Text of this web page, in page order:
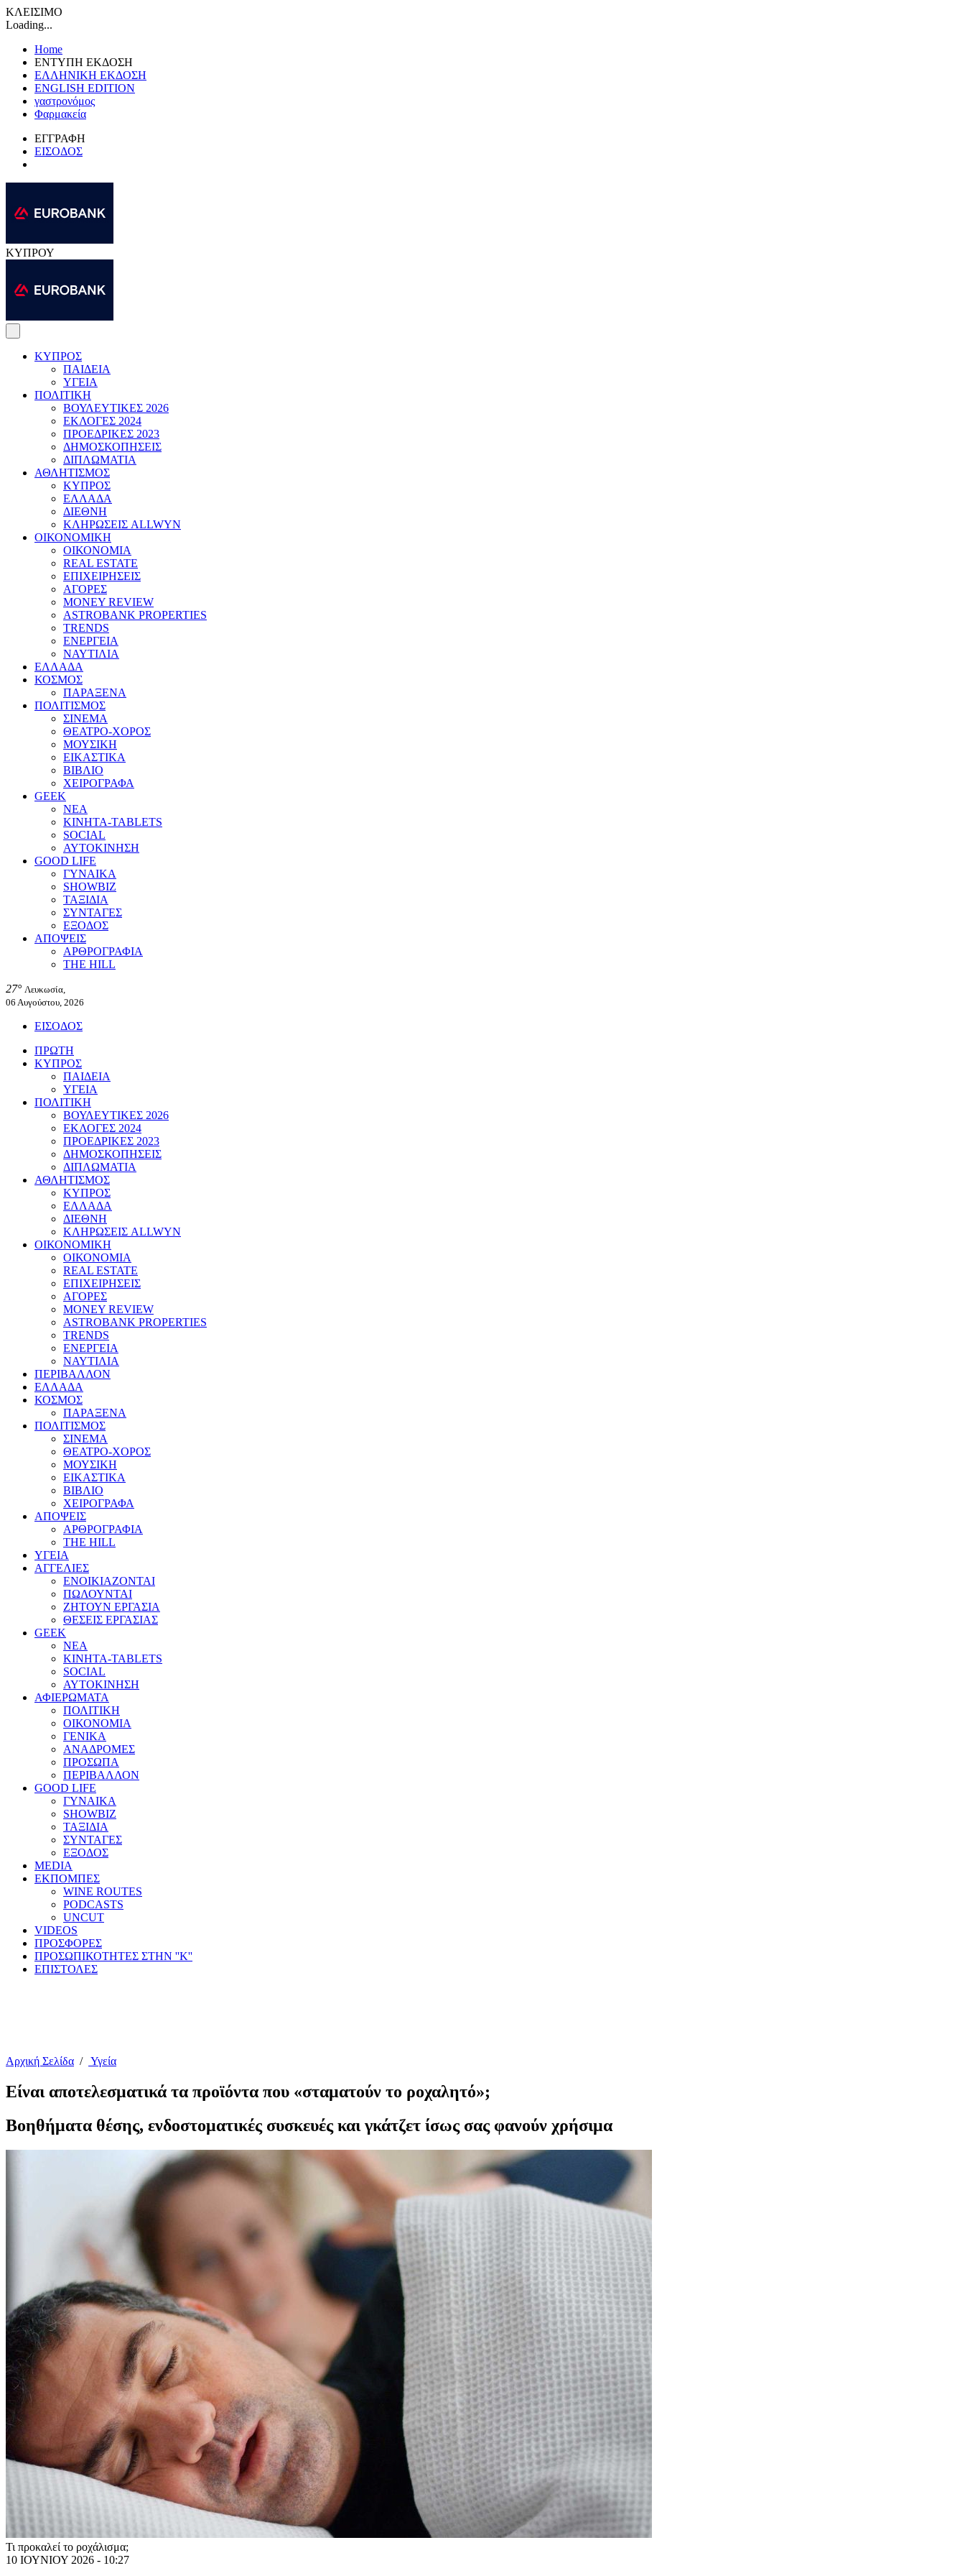
ΚΛΕΙΣΙΜΟ
Loading...
Home
ΕΝΤΥΠΗ ΕΚΔΟΣΗ
ΕΛΛΗΝΙΚΗ ΕΚΔΟΣΗ
ENGLISH EDITION
γαστρονόμος
Φαρμακεία
ΕΓΓΡΑΦΗ
ΕΙΣΟΔΟΣ
ΚΥΠΡΟΥ
ΚΥΠΡΟΣ
ΠΑΙΔΕΙΑ
ΥΓΕΙΑ
ΠΟΛΙΤΙΚΗ
ΒΟΥΛΕΥΤΙΚΕΣ 2026
ΕΚΛΟΓΕΣ 2024
ΠΡΟΕΔΡΙΚΕΣ 2023
ΔΗΜΟΣΚΟΠΗΣΕΙΣ
ΔΙΠΛΩΜΑΤΙΑ
ΑΘΛΗΤΙΣΜΟΣ
ΚΥΠΡΟΣ
ΕΛΛΑΔΑ
ΔΙΕΘΝΗ
ΚΛΗΡΩΣΕΙΣ ALLWYN
ΟΙΚΟΝΟΜΙΚΗ
ΟΙΚΟΝΟΜΙΑ
REAL ESTATE
ΕΠΙΧΕΙΡΗΣΕΙΣ
ΑΓΟΡΕΣ
MONEY REVIEW
ASTROBANK PROPERTIES
TRENDS
ΕΝΕΡΓΕΙΑ
ΝΑΥΤΙΛΙΑ
ΕΛΛΑΔΑ
ΚΟΣΜΟΣ
ΠΑΡΑΞΕΝΑ
ΠΟΛΙΤΙΣΜΟΣ
ΣΙΝΕΜΑ
ΘΕΑΤΡΟ-ΧΟΡΟΣ
ΜΟΥΣΙΚΗ
ΕΙΚΑΣΤΙΚΑ
ΒΙΒΛΙΟ
ΧΕΙΡΟΓΡΑΦΑ
GEEK
ΝΕΑ
ΚΙΝΗΤΑ-TABLETS
SOCIAL
ΑΥΤΟΚΙΝΗΣΗ
GOOD LIFE
ΓΥΝΑΙΚΑ
SHOWBIZ
ΤΑΞΙΔΙΑ
ΣΥΝΤΑΓΕΣ
ΕΞΟΔΟΣ
ΑΠΟΨΕΙΣ
ΑΡΘΡΟΓΡΑΦΙΑ
THE HILL
27° Λευκωσία,
06 Αυγούστου, 2026
ΕΙΣΟΔΟΣ
ΠΡΩΤΗ
ΚΥΠΡΟΣ
ΠΑΙΔΕΙΑ
ΥΓΕΙΑ
ΠΟΛΙΤΙΚΗ
ΒΟΥΛΕΥΤΙΚΕΣ 2026
ΕΚΛΟΓΕΣ 2024
ΠΡΟΕΔΡΙΚΕΣ 2023
ΔΗΜΟΣΚΟΠΗΣΕΙΣ
ΔΙΠΛΩΜΑΤΙΑ
ΑΘΛΗΤΙΣΜΟΣ
ΚΥΠΡΟΣ
ΕΛΛΑΔΑ
ΔΙΕΘΝΗ
ΚΛΗΡΩΣΕΙΣ ALLWYN
ΟΙΚΟΝΟΜΙΚΗ
ΟΙΚΟΝΟΜΙΑ
REAL ESTATE
ΕΠΙΧΕΙΡΗΣΕΙΣ
ΑΓΟΡΕΣ
MONEY REVIEW
ASTROBANK PROPERTIES
TRENDS
ΕΝΕΡΓΕΙΑ
ΝΑΥΤΙΛΙΑ
ΠΕΡΙΒΑΛΛΟΝ
ΕΛΛΑΔΑ
ΚΟΣΜΟΣ
ΠΑΡΑΞΕΝΑ
ΠΟΛΙΤΙΣΜΟΣ
ΣΙΝΕΜΑ
ΘΕΑΤΡΟ-ΧΟΡΟΣ
ΜΟΥΣΙΚΗ
ΕΙΚΑΣΤΙΚΑ
ΒΙΒΛΙΟ
ΧΕΙΡΟΓΡΑΦΑ
ΑΠΟΨΕΙΣ
ΑΡΘΡΟΓΡΑΦΙΑ
THE HILL
ΥΓΕΙΑ
ΑΓΓΕΛΙΕΣ
ΕΝΟΙΚΙΑΖΟΝΤΑΙ
ΠΩΛΟΥΝΤΑΙ
ΖΗΤΟΥΝ ΕΡΓΑΣΙΑ
ΘΕΣΕΙΣ ΕΡΓΑΣΙΑΣ
GEEK
ΝΕΑ
ΚΙΝΗΤΑ-TABLETS
SOCIAL
ΑΥΤΟΚΙΝΗΣΗ
ΑΦΙΕΡΩΜΑΤΑ
ΠΟΛΙΤΙΚΗ
ΟΙΚΟΝΟΜΙΑ
ΓΕΝΙΚΑ
ΑΝΑΔΡΟΜΕΣ
ΠΡΟΣΩΠΑ
ΠΕΡΙΒΑΛΛΟΝ
GOOD LIFE
ΓΥΝΑΙΚΑ
SHOWBIZ
ΤΑΞΙΔΙΑ
ΣΥΝΤΑΓΕΣ
ΕΞΟΔΟΣ
MEDIA
ΕΚΠΟΜΠΕΣ
WINE ROUTES
PODCASTS
UNCUT
VIDEOS
ΠΡΟΣΦΟΡΕΣ
ΠΡΟΣΩΠΙΚΟΤΗΤΕΣ ΣΤΗΝ ''Κ''
ΕΠΙΣΤΟΛΕΣ
Αρχική Σελίδα / Υγεία
Είναι αποτελεσματικά τα προϊόντα που «σταματούν το ροχαλητό»;
Βοηθήματα θέσης, ενδοστοματικές συσκευές και γκάτζετ ίσως σας φανούν χρήσιμα
Τι προκαλεί το ροχάλισμα;
10 ΙΟΥΝΙΟΥ 2026 - 10:27